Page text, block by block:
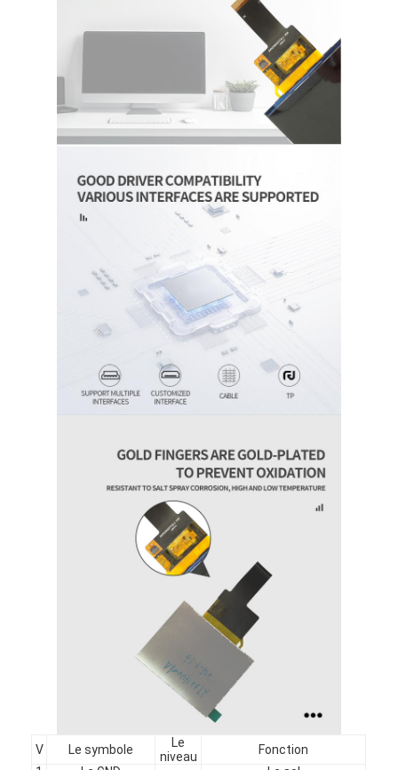
Visite de l'usine
Nous contacter
Nouvelles
Les affaires
Demandez un devis
Affichage LCD TFT
IPS d'affichage de TFT LCD
affichage LCD carré
affichage d'Epaper d'E-encre
Écran tactile LCD capacitif TFT
Écran tactile résistif LCD TFT
Affichage LCD TF TFT
Affichage LCD TFT RF
Moniteur industriel d'affichage à cristaux liquides
Écran Tft de petite taille
V Le symbole
Le
niveau
Fonction